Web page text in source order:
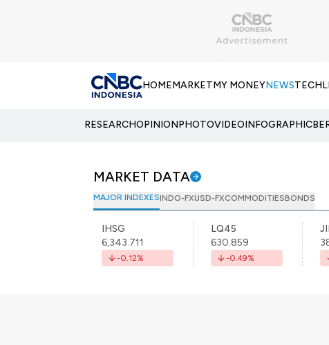
HOMEMARKETMY MONEYNEWSTECH
RESEARCHOPINIONPHOTOVIDEOINFOGRAPHIC
MARKET DATA
MAJOR INDEXESINDO-FXUSD-FXCOMMODITIESBONDS
IHSG
6,343.711
-0.12%
LQ45
630.859
-0.49%
JII